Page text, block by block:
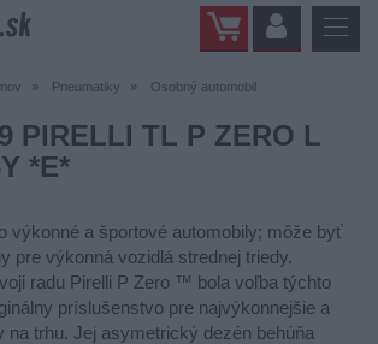
Pneumatiky Osobný automobil
PIRELLI TL P ZERO L
*E*
výkonné a športové automobily; môže byť
pre výkonná vozidlá strednej triedy.
radu Pirelli P Zero ™ bola voľba týchto
príslušenstvo pre najvýkonnejšie a
na trhu. Jej asymetrický dezén behúňa